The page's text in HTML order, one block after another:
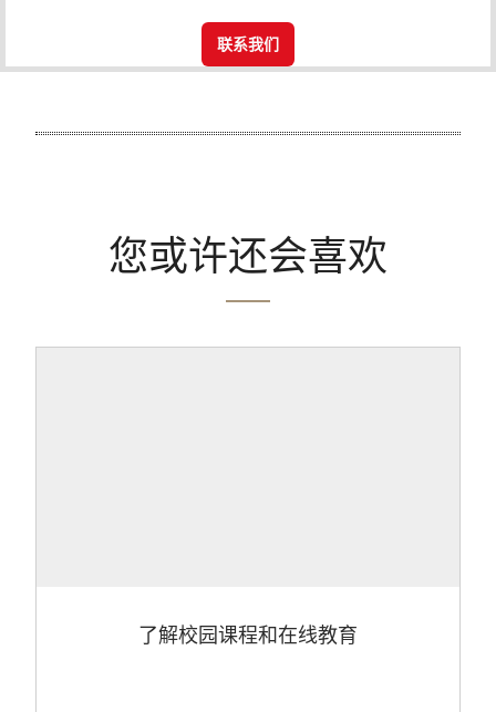
联系我们
您或许还会喜欢
了解校园课程和在线教育